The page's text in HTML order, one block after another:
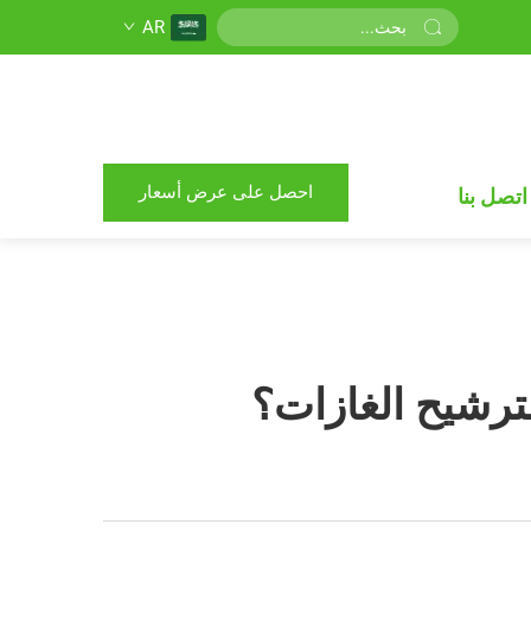
AR
اتصل بنا احصل على عرض أسعار
الغازات؟